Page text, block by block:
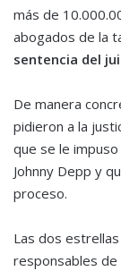
más de
abogados de la
sentencia del
De manera
pidieron a la
que se le
Johnny Depp y
proceso.
Las dos
responsables de